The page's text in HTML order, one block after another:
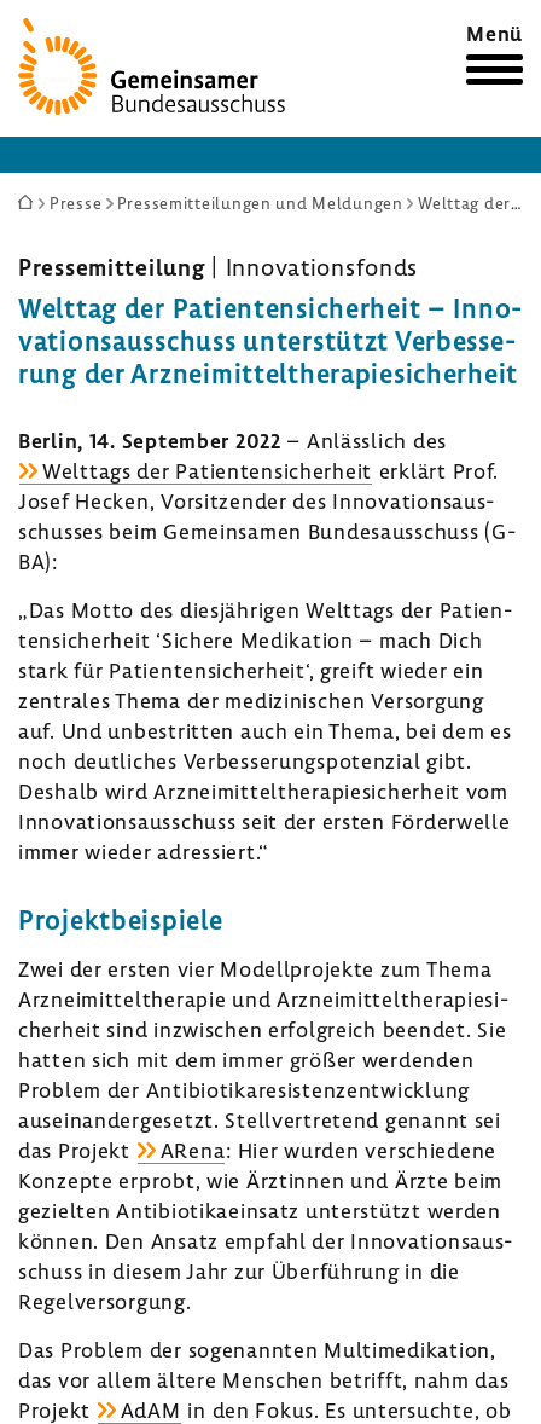
Zur
Startseite
Menü
Sie
hier:
Presse Pressemitteilungen und Meldungen Welttag der Patientensicherheit – Innovationsausschuss unterstützt Verbesserung der Arzneimitteltherapiesicherheit
Pres­se­mit­tei­lung | Inno­va­ti­ons­fonds
Welttag der Pati­en­ten­si­cher­heit – Inno­
va­ti­ons­aus­schuss unter­stützt Verbes­se­
rung der Arznei­mit­tel­the­ra­pie­si­cher­heit
Berlin, 14. September 2022 – Anläss­lich des
Welt­tags der Pati­en­ten­si­cher­heit erklärt Prof.
Josef Hecken, Vorsit­zender des Inno­va­ti­ons­aus­
schusses beim Gemein­samen Bundes­aus­schuss (G-
BA):
„Das Motto des dies­jäh­rigen Welt­tags der Pati­en­
ten­si­cher­heit ‘Sichere Medi­ka­tion – mach Dich
stark für Pati­en­ten­si­cher­heit‘, greift wieder ein
zentrales Thema der medi­zi­ni­schen Versor­gung
auf. Und unbe­stritten auch ein Thema, bei dem es
noch deut­li­ches Verbes­se­rungs­po­ten­zial gibt.
Deshalb wird Arznei­mit­tel­the­ra­pie­si­cher­heit vom
Inno­va­ti­ons­aus­schuss seit der ersten Förder­welle
immer wieder adres­siert.“
Projekt­bei­spiele
Zwei der ersten vier Modell­pro­jekte zum Thema
Arznei­mit­tel­the­rapie und Arznei­mit­tel­the­ra­pie­si­
cher­heit sind inzwi­schen erfolg­reich beendet. Sie
hatten sich mit dem immer größer werdenden
Problem der Anti­bio­ti­ka­re­sis­tenz­ent­wick­lung
ausein­an­der­ge­setzt. Stell­ver­tre­tend genannt sei
das Projekt
ARena: Hier wurdenverschie­dene
Konzepte erprobt, wie Ärztinnen und Ärzte beim
gezielten Anti­bio­ti­ka­ein­satz unter­stützt werden
können. Den Ansatz empfahl der Inno­va­ti­ons­aus­
schuss in diesem Jahr zur Über­füh­rung in die
Regel­ver­sor­gung.
Das Problem der soge­nannten Multi­me­di­ka­tion,
das vor allem ältere Menschen betrifft, nahm das
Projekt
AdAM in den Fokus. Es unter­suchte, ob